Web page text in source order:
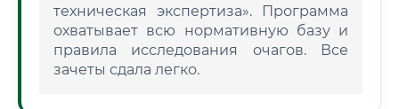
техническая экспертиза». Программа
охватывает всю нормативную базу и
правила исследования очагов. Все
зачеты сдала легко.